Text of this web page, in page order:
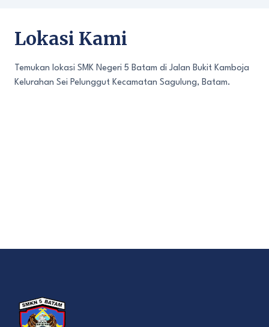
Lokasi Kami
Temukan lokasi SMK Negeri 5 Batam di Jalan Bukit Kamboja
Kelurahan Sei Pelunggut Kecamatan Sagulung, Batam.